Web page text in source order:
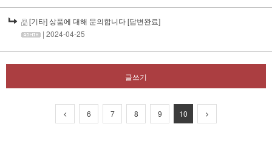
[기타] 상품에 대해 문의합니다[답변완료]
| 2024-04-25
글쓰기
6 7 8 9 10